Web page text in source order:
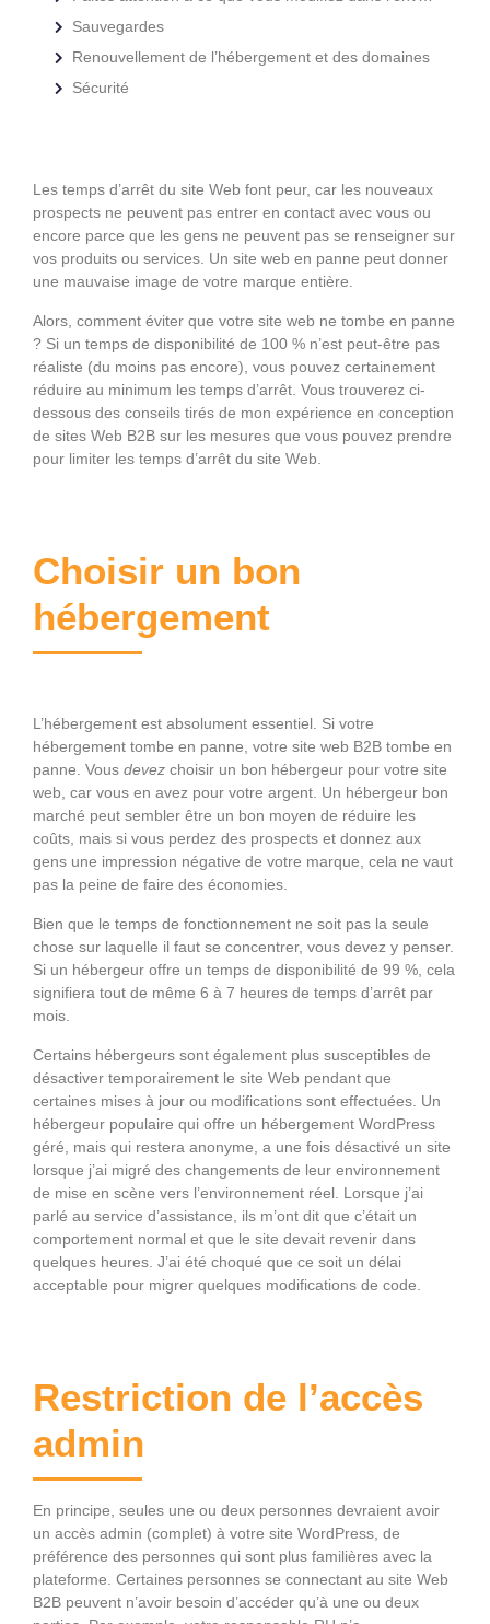
Sauvegardes
Renouvellement de l’hébergement et des domaines
Sécurité
Les temps d’arrêt du site Web font peur, car les nouveaux
prospects ne peuvent pas entrer en contact avec vous ou
encore parce que les gens ne peuvent pas se renseigner sur
vos produits ou services. Un site web en panne peut donner
une mauvaise image de votre marque entière.
Alors, comment éviter que votre site web ne tombe en panne
? Si un temps de disponibilité de 100 % n’est peut-être pas
réaliste (du moins pas encore), vous pouvez certainement
réduire au minimum les temps d’arrêt. Vous trouverez ci-
dessous des conseils tirés de mon expérience en conception
de sites Web B2B sur les mesures que vous pouvez prendre
pour limiter les temps d’arrêt du site Web.
Choisir un bon
hébergement
L’hébergement est absolument essentiel. Si votre
hébergement tombe en panne, votre site web B2B tombe en
panne. Vous devez choisir un bon hébergeur pour votre site
web, car vous en avez pour votre argent. Un hébergeur bon
marché peut sembler être un bon moyen de réduire les
coûts, mais si vous perdez des prospects et donnez aux
gens une impression négative de votre marque, cela ne vaut
pas la peine de faire des économies.
Bien que le temps de fonctionnement ne soit pas la seule
chose sur laquelle il faut se concentrer, vous devez y penser.
Si un hébergeur offre un temps de disponibilité de 99 %, cela
signifiera tout de même 6 à 7 heures de temps d’arrêt par
mois.
Certains hébergeurs sont également plus susceptibles de
désactiver temporairement le site Web pendant que
certaines mises à jour ou modifications sont effectuées. Un
hébergeur populaire qui offre un hébergement WordPress
géré, mais qui restera anonyme, a une fois désactivé un site
lorsque j’ai migré des changements de leur environnement
de mise en scène vers l’environnement réel. Lorsque j’ai
parlé au service d’assistance, ils m’ont dit que c’était un
comportement normal et que le site devait revenir dans
quelques heures. J’ai été choqué que ce soit un délai
acceptable pour migrer quelques modifications de code.
Restriction de l’accès
admin
En principe, seules une ou deux personnes devraient avoir
un accès admin (complet) à votre site WordPress, de
préférence des personnes qui sont plus familières avec la
plateforme. Certaines personnes se connectant au site Web
B2B peuvent n’avoir besoin d’accéder qu’à une ou deux